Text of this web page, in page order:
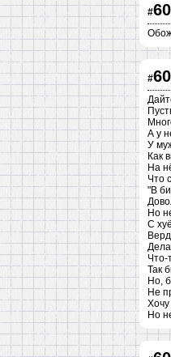
#
#
А у
У
Как
На
Что
"В
Но
С
Что-
Так
Но,
Не
Хочу
Но